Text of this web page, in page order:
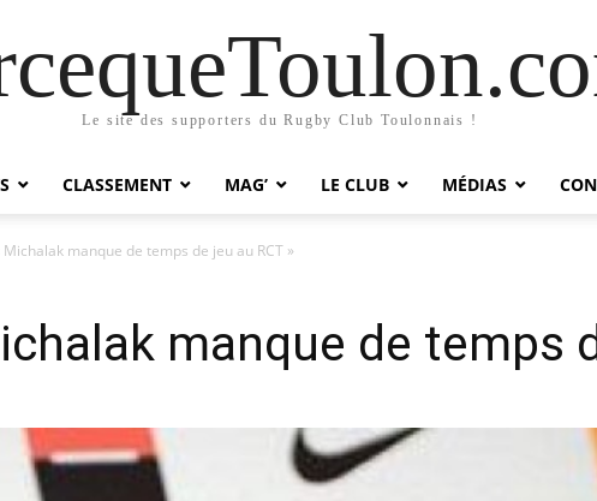
Le site des supporters du Rugby Club Toulonnais !
CLASSEMENT MAG’ LE CLUB MÉDIAS
manque de temps de jeu au RCT »
manque de temps